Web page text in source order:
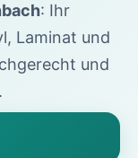
: Ihr
Laminat und
und